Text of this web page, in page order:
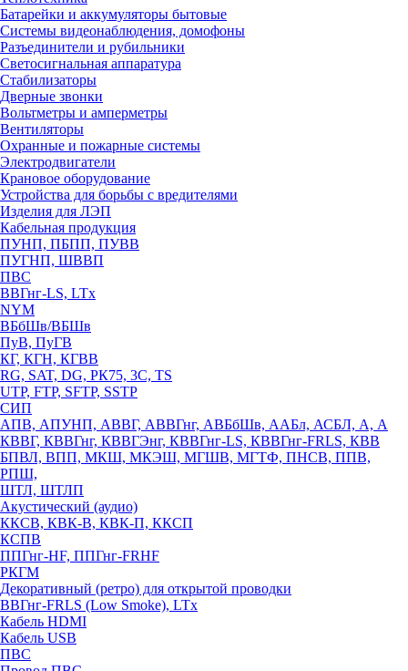
Батарейки и аккумуляторы бытовые
Системы видеонаблюдения, домофоны
Разъединители и рубильники
Светосигнальная аппаратура
Стабилизаторы
Дверные звонки
Вольтметры и амперметры
Вентиляторы
Охранные и пожарные системы
Электродвигатели
Крановое оборудование
Устройства для борьбы с вредителями
Изделия для ЛЭП
Кабельная продукция
ПУНП, ПБПП, ПУВВ
ПУГНП, ШВВП
ПВС
ВВГнг-LS, LTx
NYM
ВБбШв/ВБШв
ПуВ, ПуГВ
КГ, КГН, КГВВ
RG, SAT, DG, РК75, 3С, TS
UTP, FTP, SFTP, SSTP
СИП
АПВ, АПУНП, АВВГ, АВВГнг, АВБбШв, ААБл, АСБЛ, А, А
КВВГ, КВВГнг, КВВГЭнг, КВВГнг-LS, КВВГнг-FRLS, КВВ
БПВЛ, ВПП, МКШ, МКЭШ, МГШВ, МГТФ, ПНСВ, ППВ,
РПШ,
ШТЛ, ШТЛП
Акустический (аудио)
ККСВ, КВК-В, КВК-П, ККСП
КСПВ
ППГнг-HF, ППГнг-FRHF
РКГМ
Декоративный (ретро) для открытой проводки
ВВГнг-FRLS (Low Smoke), LTx
Кабель HDMI
Кабель USB
ПВС